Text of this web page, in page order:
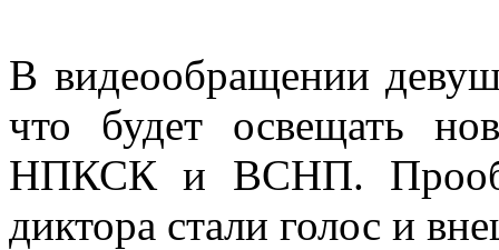
В видеообращении
что будет освещать
НПКСК и ВСНП.
диктора стали голос и